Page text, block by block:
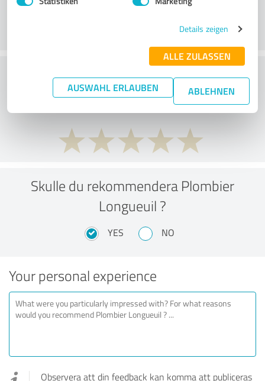
Details zeigen
ALLE ZULASSEN
AUSWAHL ERLAUBEN ABLEHNEN
Vad tycker du om förhållandet mellan pris
och prestanda?
Skulle du rekommendera Plombier
Longueuil ?
YES NO
Your personal experience
Observera att din feedback kan komma att publiceras